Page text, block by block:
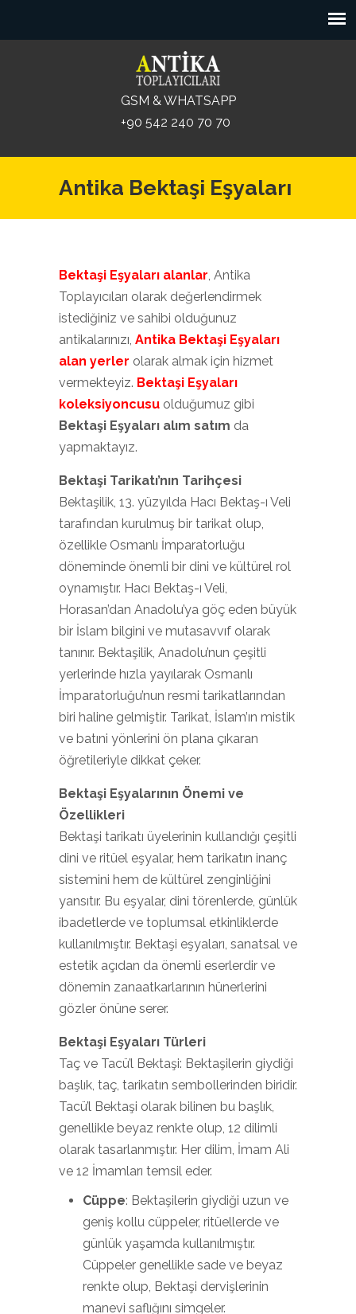
GSM & WHATSAPP
+90 542 240 70 70
Antika Bektaşi Eşyaları
Bektaşi Eşyaları alanlar, Antika
Toplayıcıları olarak değerlendirmek
istediğiniz ve sahibi olduğunuz
antikalarınızı, Antika Bektaşi Eşyaları
alan yerler olarak almak için hizmet
vermekteyiz. Bektaşi Eşyaları
koleksiyoncusu olduğumuz gibi
Bektaşi Eşyaları alım satım da
yapmaktayız.
Bektaşi Tarikatı’nın Tarihçesi
Bektaşilik, 13. yüzyılda Hacı Bektaş-ı Veli
tarafından kurulmuş bir tarikat olup,
özellikle Osmanlı İmparatorluğu
döneminde önemli bir dini ve kültürel rol
oynamıştır. Hacı Bektaş-ı Veli,
Horasan’dan Anadolu’ya göç eden büyük
bir İslam bilgini ve mutasavvıf olarak
tanınır. Bektaşilik, Anadolu’nun çeşitli
yerlerinde hızla yayılarak Osmanlı
İmparatorluğu’nun resmi tarikatlarından
biri haline gelmiştir. Tarikat, İslam’ın mistik
ve batıni yönlerini ön plana çıkaran
öğretileriyle dikkat çeker.
Bektaşi Eşyalarının Önemi ve
Özellikleri
Bektaşi tarikatı üyelerinin kullandığı çeşitli
dini ve ritüel eşyalar, hem tarikatın inanç
sistemini hem de kültürel zenginliğini
yansıtır. Bu eşyalar, dini törenlerde, günlük
ibadetlerde ve toplumsal etkinliklerde
kullanılmıştır. Bektaşi eşyaları, sanatsal ve
estetik açıdan da önemli eserlerdir ve
dönemin zanaatkarlarının hünerlerini
gözler önüne serer.
Bektaşi Eşyaları Türleri
Taç ve Tacü’l Bektaşi: Bektaşilerin giydiği
başlık, taç, tarikatın sembollerinden biridir.
Tacü’l Bektaşi olarak bilinen bu başlık,
genellikle beyaz renkte olup, 12 dilimli
olarak tasarlanmıştır. Her dilim, İmam Ali
ve 12 İmamları temsil eder.
Cüppe: Bektaşilerin giydiği uzun ve
geniş kollu cüppeler, ritüellerde ve
günlük yaşamda kullanılmıştır.
Cüppeler genellikle sade ve beyaz
renkte olup, Bektaşi dervişlerinin
manevi saflığını simgeler.